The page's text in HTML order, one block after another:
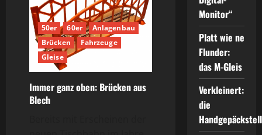
Erweiterung
50er 60er
Anlagenbau
Brücken
Fahrzeuge
Gleise
Immer ganz oben: Brücken aus
Blech
Monitor“
Platt wie ne
Flunder:
das M-Gleis
Verkleinert:
die